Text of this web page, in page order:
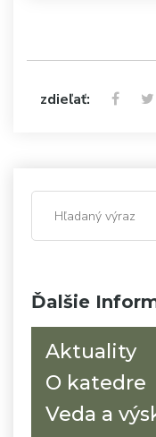
Ďalšie
Aktuality
O katedre
Veda a
zdieľať: